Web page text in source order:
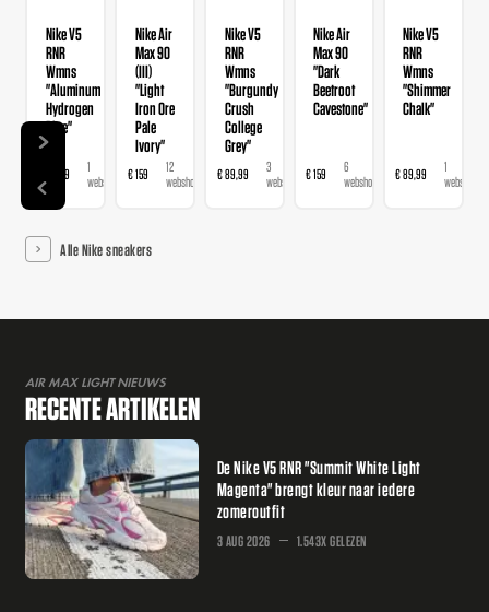
Nike V5
RNR
Wmns
"Aluminum
Hydrogen
Blue"
€ 89,99
1
webshop
Nike Air
Max 90
(III)
"Light
Iron Ore
Pale
Ivory"
€ 159
12
webshops
Nike V5
RNR
Wmns
"Burgundy
Crush
College
Grey"
€ 89,99
3
webshops
Nike Air
Max 90
"Dark
Beetroot
Cavestone"
€ 159
6
webshops
Nike V5
RNR
Wmns
"Shimmer
Chalk"
€ 89,99
1
webshop
Alle Nike sneakers
AIR MAX LIGHT NIEUWS
RECENTE ARTIKELEN
De Nike V5 RNR "Summit White Light
Magenta" brengt kleur naar iedere
zomeroutfit
3 AUG 2026 1.543X GELEZEN